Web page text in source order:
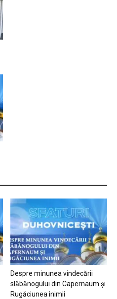
Despre minunea vindecării
slăbănogului din Capernaum și
Rugăciunea inimii